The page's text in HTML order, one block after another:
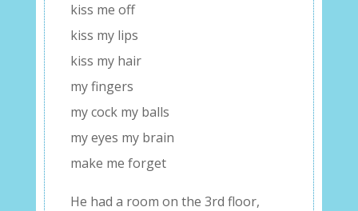
kiss me off
kiss my lips
kiss my hair
my fingers
my cock my balls
my eyes my brain
make me forget
He had a room on the 3rd floor,